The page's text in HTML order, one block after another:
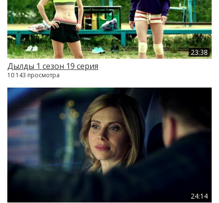
23:38
Дылды 1 сезон 19 серия
10 143 просмотра
24:14